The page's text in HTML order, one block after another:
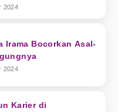
2024
Irama Bocorkan Asal-
2024
Karier di